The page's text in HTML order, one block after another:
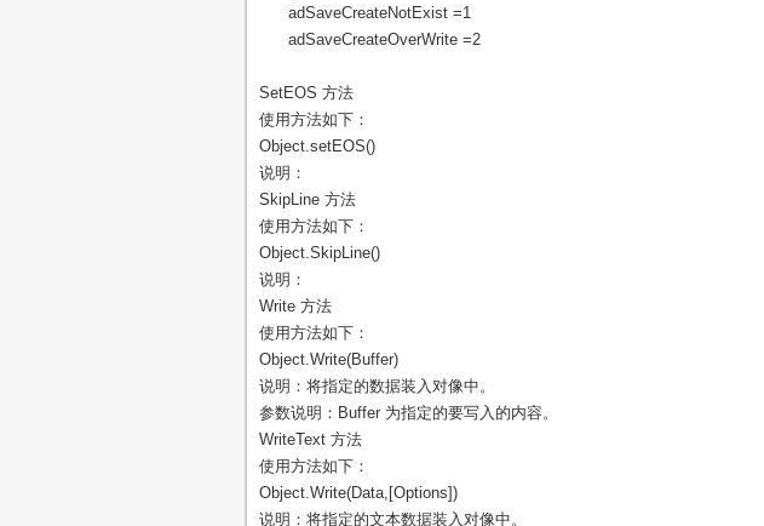
adSaveCreateNotExist =1
adSaveCreateOverWrite =2
SetEOS 方法
使用方法如下：
Object.setEOS()
说明：
SkipLine 方法
使用方法如下：
Object.SkipLine()
说明：
Write 方法
使用方法如下：
Object.Write(Buffer)
说明：将指定的数据装入对像中。
参数说明：Buffer 为指定的要写入的内容。
WriteText 方法
使用方法如下：
Object.Write(Data,[Options])
说明：将指定的文本数据装入对像中。